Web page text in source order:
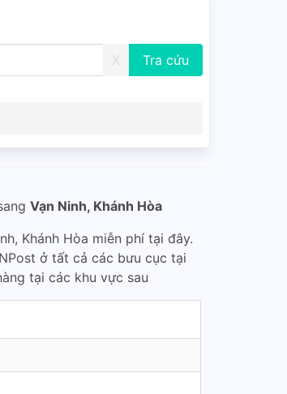
X
Vạn Ninh, Khánh Hòa
Khánh Hòa miễn phí tại đây.
ở tất cả các bưu cục tại
tại các khu vực sau